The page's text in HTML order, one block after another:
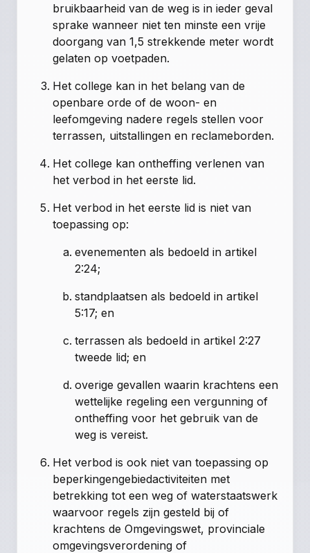
bruikbaarheid van de weg is in ieder geval
sprake wanneer niet ten minste een vrije
doorgang van 1,5 strekkende meter wordt
gelaten op voetpaden.
Het college kan in het belang van de
openbare orde of de woon- en
leefomgeving nadere regels stellen voor
terrassen, uitstallingen en reclameborden.
Het college kan ontheffing verlenen van
het verbod in het eerste lid.
Het verbod in het eerste lid is niet van
toepassing op:
evenementen als bedoeld in artikel
2:24;
standplaatsen als bedoeld in artikel
5:17; en
terrassen als bedoeld in artikel 2:27
tweede lid; en
overige gevallen waarin krachtens een
wettelijke regeling een vergunning of
ontheffing voor het gebruik van de
weg is vereist.
Het verbod is ook niet van toepassing op
beperkingengebiedactiviteiten met
betrekking tot een weg of waterstaatswerk
waarvoor regels zijn gesteld bij of
krachtens de Omgevingswet, provinciale
omgevingsverordening of